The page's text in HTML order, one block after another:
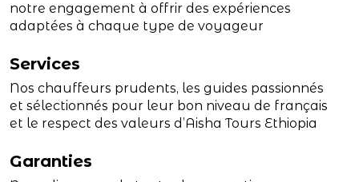
notre engagement à offrir des expériences
adaptées à chaque type de voyageur
Services
Nos chauffeurs prudents, les guides passionnés
et sélectionnés pour leur bon niveau de français
et le respect des valeurs d’Aisha Tours Ethiopia
Garanties